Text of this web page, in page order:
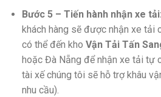
Bước 5 – Tiến hành nhận xe tải:
khách hàng sẽ được nhận xe tải
có thể đến kho Vận Tải Tấn
hoặc Đà Nẵng để nhận xe tải tự
tài xế chúng tôi sẽ hỗ trợ khâu
nhu cầu).